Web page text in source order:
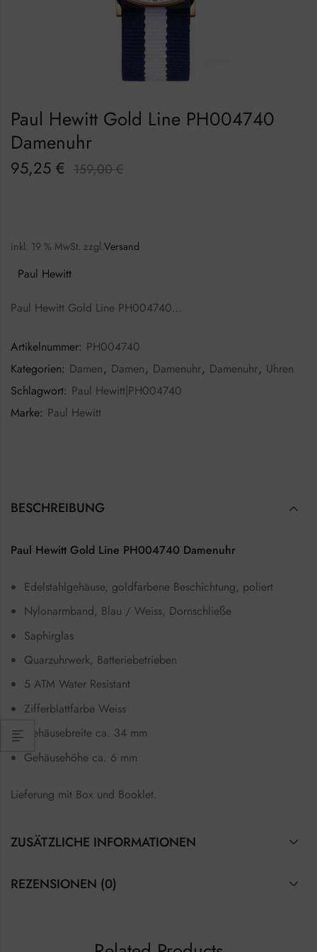
Paul Hewitt Gold Line PH004740
Damenuhr
95,25 € 159,00€
inkl. 19 % MwSt. zzgl.Versand
Paul Hewitt
Paul Hewitt Gold Line PH004740…
Artikelnummer: PH004740
Kategorien: Damen, Damen, Damenuhr, Damenuhr, Uhren
Schlagwort: Paul Hewitt|PH004740
Marke: Paul Hewitt
BESCHREIBUNG
Paul Hewitt Gold Line PH004740 Damenuhr
Edelstahlgehäuse, goldfarbene Beschichtung, poliert
Nylonarmband, Blau / Weiss, Dornschließe
Saphirglas
Quarzuhrwerk, Batteriebetrieben
5 ATM Water Resistant
Zifferblattfarbe Weiss
Gehäusebreite ca. 34 mm
Gehäusehöhe ca. 6 mm
Lieferung mit Box und Booklet.
ZUSÄTZLICHE INFORMATIONEN
REZENSIONEN (0)